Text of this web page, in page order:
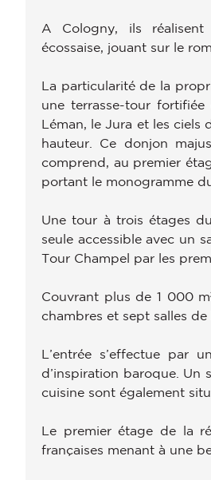
A Cologny, ils réalisent
écossaise, jouant sur le
La particularité de la
une terrasse-tour
Léman, le Jura et les ciels
hauteur. Ce donjon
comprend, au premier
portant le monogramme
Une tour à trois étages
seule accessible avec un
Tour Champel par les
Couvrant plus de 1 000
chambres et sept salles de
L’entrée s’effectue par
d’inspiration baroque. Un
cuisine sont également
Le premier étage de la
françaises menant à une